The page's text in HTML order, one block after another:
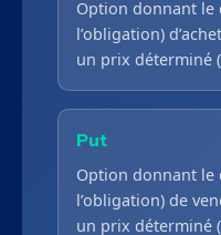
Option donnant le
l’obligation)
un prix déterminé
Put
Option donnant le
l’obligation) de
un prix déterminé